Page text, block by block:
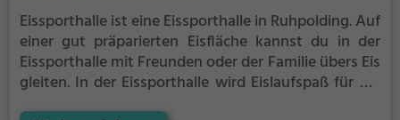
Eissporthalle ist eine Eissporthalle in Ruhpolding.Auf
einer gut präparierten Eisfläche kannst du in der
Eissporthalle mit Freunden oder der Familie übers Eis
gleiten. In der Eissporthalle wird Eislaufspaß für die